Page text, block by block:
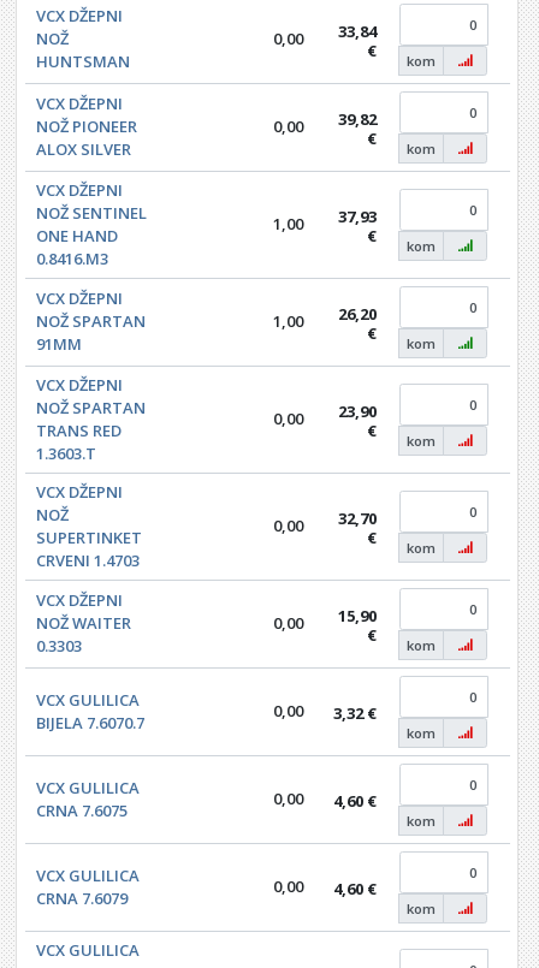
VCX DŽEPNI
NOŽ
HUNTSMAN
0,00
33,84
€
kom
VCX DŽEPNI
NOŽ PIONEER
ALOX SILVER
0,00
39,82
€
kom
VCX DŽEPNI
NOŽ SENTINEL
ONE HAND
0.8416.M3
1,00
37,93
€
kom
VCX DŽEPNI
NOŽ SPARTAN
91MM
1,00
26,20
€
kom
VCX DŽEPNI
NOŽ SPARTAN
TRANS RED
1.3603.T
0,00
23,90
€
kom
VCX DŽEPNI
NOŽ
SUPERTINKET
CRVENI 1.4703
0,00
32,70
€
kom
VCX DŽEPNI
NOŽ WAITER
0.3303
0,00
15,90
€
kom
VCX GULILICA
BIJELA 7.6070.7
0,00 3,32 €
kom
VCX GULILICA
CRNA 7.6075
0,00 4,60 €
kom
VCX GULILICA
CRNA 7.6079
0,00 4,60 €
kom
VCX GULILICA